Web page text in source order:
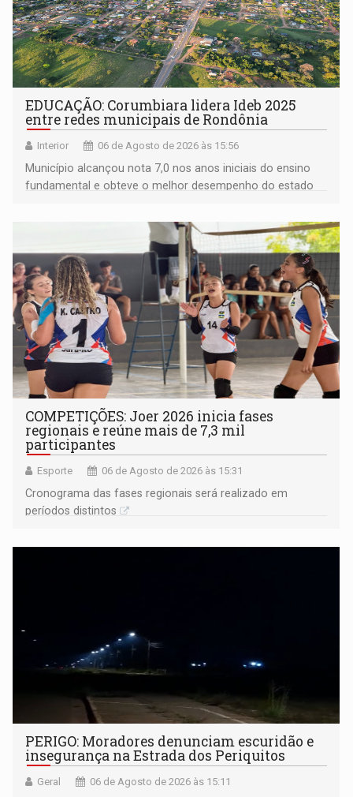
EDUCAÇÃO: Corumbiara lidera Ideb 2025
entre redes municipais de Rondônia
Interior 06 de Agosto de 2026 às 15:56
Município alcançou nota 7,0 nos anos iniciais do ensino
fundamental e obteve o melhor desempenho do estado
COMPETIÇÕES: Joer 2026 inicia fases
regionais e reúne mais de 7,3 mil
participantes
Esporte 06 de Agosto de 2026 às 15:31
Cronograma das fases regionais será realizado em
períodos distintos
PERIGO: Moradores denunciam escuridão e
insegurança na Estrada dos Periquitos
Geral 06 de Agosto de 2026 às 15:11